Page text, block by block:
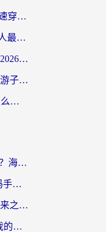
海外党必看：ChickCN和极速穿梭VPN好用吗？3招教你选对回国加速器无缝刷国内资源
斧牛和light哪个好？海外华人最关心的回国加速器选择难题，一篇讲透
在国外怎么用虎牙不卡顿？2026海外华人亲测有效的回国加速器选择指南
斧牛和加速喵好用吗？海外游子的真实选择困境
马来西亚留学生回国VPN怎么选？3个避坑点+1款实测好用的加速器推荐
Sky光·遇在国外怎么加速玩？海外党亲测有效的国服游戏加速指南
在欧洲能玩天下-异兽山海吗手游？海外玩家的加速器生存指南
在欧洲怎么打绝地求生：未来之役不卡？留学生亲测的加速器避坑指南
人在美国玩BanG加速器，我的延迟终于绿了